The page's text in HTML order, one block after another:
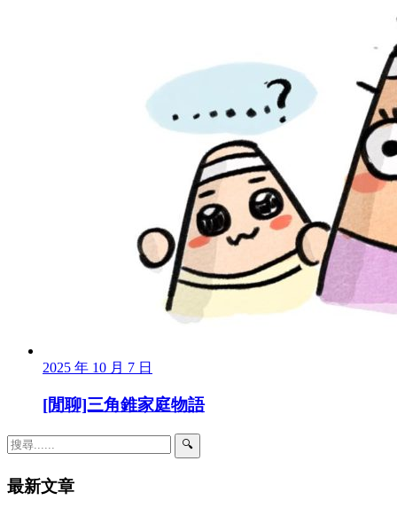
2025 年 10 月 7 日
[閒聊]三角錐家庭物語
🔍
最新文章